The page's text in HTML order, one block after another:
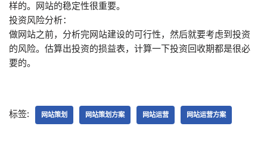
样的。网站的稳定性很重要。
投资风险分析：
做网站之前，分析完网站建设的可行性，然后就要考虑到投资
的风险。估算出投资的损益表，计算一下投资回收期都是很必
要的。
标签: 网站策划 网站策划方案 网站运营 网站运营方案